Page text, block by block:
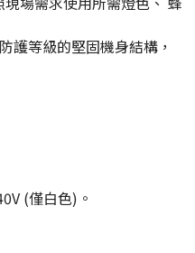
護等級的堅固機身結構，
(僅白色)。